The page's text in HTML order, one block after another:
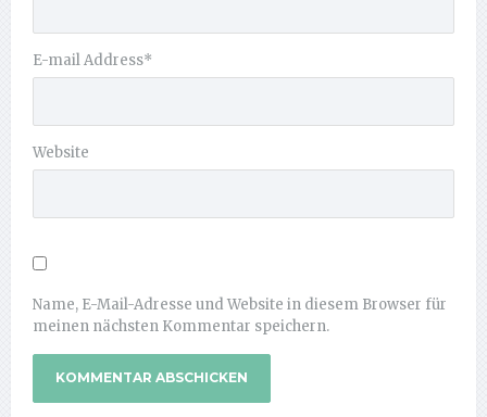
E-mail Address*
Website
Name, E-Mail-Adresse und Website in diesem Browser für
meinen nächsten Kommentar speichern.